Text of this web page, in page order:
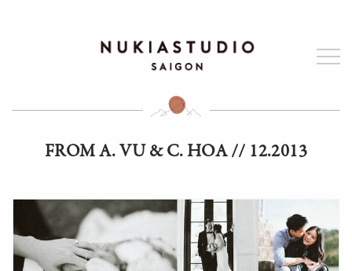
FROM A. VU & C. HOA // 12.2013